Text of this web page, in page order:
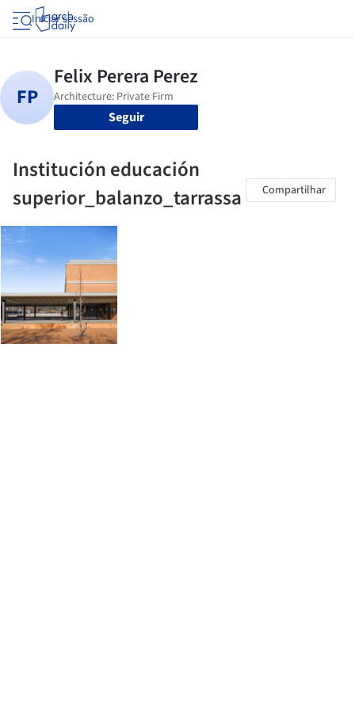
Iniciar sessão
Seguir
Institución educación
superior_balanzo_tarrassa
Compartilhar